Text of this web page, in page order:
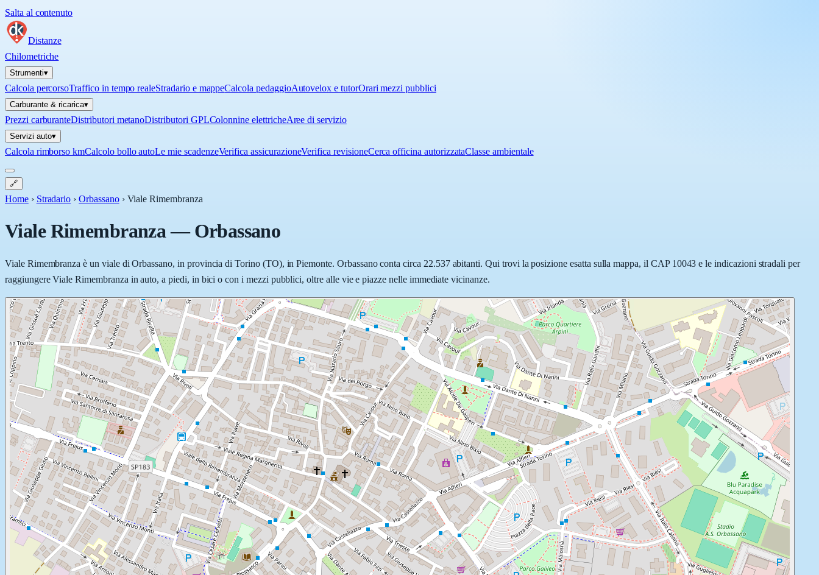
Salta al contenuto
Distanze
Chilometriche
Strumenti▾
Calcola percorsoTraffico in tempo realeStradario e mappeCalcola pedaggioAutovelox e tutorOrari mezzi pubblici
Carburante & ricarica▾
Prezzi carburanteDistributori metanoDistributori GPLColonnine elettricheAree di servizio
Servizi auto▾
Calcola rimborso kmCalcolo bollo autoLe mie scadenzeVerifica assicurazioneVerifica revisioneCerca officina autorizzataClasse ambientale
🔗
Home › Stradario › Orbassano › Viale Rimembranza
Viale Rimembranza—Orbassano
Viale Rimembranza è un viale di Orbassano, in provincia di Torino (TO), in Piemonte. Orbassano conta circa 22.537 abitanti. Qui trovi la posizione esatta sulla mappa, il CAP 10043 e le indicazioni stradali per
raggiungere Viale Rimembranza in auto, a piedi, in bici o con i mezzi pubblici, oltre alle vie e piazze nelle immediate vicinanze.